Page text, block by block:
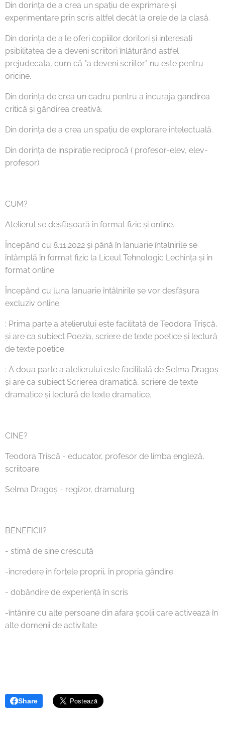
Din dorința de a crea un spațiu de exprimare și
experimentare prin scris altfel decât la orele de la clasă.
Din dorința de a le oferi copiiilor doritori și interesați
psibilitatea de a deveni scriitori înlăturând astfel
prejudecata, cum că "a deveni scriitor" nu este pentru
oricine.
Din dorința de crea un cadru pentru a încuraja gandirea
critică și gândirea creativă.
Din dorința de a crea un spațiu de explorare intelectuală.
Din dorința de inspirație reciprocă ( profesor-elev, elev-
profesor)
CUM?
Atelierul se desfășoară în format fizic și online.
Începând cu 8.11.2022 și până în Ianuarie întalnirile se
întâmplă în format fizic la Liceul Tehnologic Lechința și în
format online.
Începând cu luna Ianuarie întâlnirile se vor desfășura
excluziv online.
: Prima parte a atelierului este facilitată de Teodora Trișcă,
și are ca subiect Poezia, scriere de texte poetice și lectură
de texte poetice.
: A doua parte a atelierului este facilitată de Selma Dragoș
și are ca subiect Scrierea dramatică, scriere de texte
dramatice și lectură de texte dramatice.
CINE?
Teodora Trișcă - educator, profesor de limba engleză,
scriitoare.
Selma Dragoș - regizor, dramaturg
BENEFICII?
- stimă de sine crescută
-încredere în forțele proprii, în propria gândire
- dobândire de experiență în scris
-întânire cu alte persoane din afara școlii care activează în
alte domenii de activitate
Share